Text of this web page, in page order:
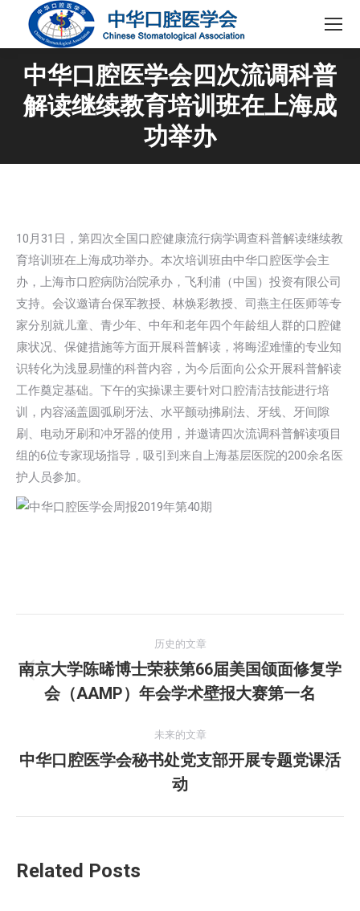
中华口腔医学会四次流调科普
解读继续教育培训班在上海成
功举办
10月31日，第四次全国口腔健康流行病学调查科普解读继续教
育培训班在上海成功举办。本次培训班由中华口腔医学会主
办，上海市口腔病防治院承办，飞利浦（中国）投资有限公司
支持。会议邀请台保军教授、林焕彩教授、司燕主任医师等专
家分别就儿童、青少年、中年和老年四个年龄组人群的口腔健
康状况、保健措施等方面开展科普解读，将晦涩难懂的专业知
识转化为浅显易懂的科普内容，为今后面向公众开展科普解读
工作奠定基础。下午的实操课主要针对口腔清洁技能进行培
训，内容涵盖圆弧刷牙法、水平颤动拂刷法、牙线、牙间隙
刷、电动牙刷和冲牙器的使用，并邀请四次流调科普解读项目
组的6位专家现场指导，吸引到来自上海基层医院的200余名医
护人员参加。
章
历史的文章
历
史
文
章：
南京大学陈晞博士荣获第66届美国颌面修复学
会（AAMP）年会学术壁报大赛第一名
未来的文章
未
来
的
中华口腔医学会秘书处党支部开展专题党课活
动
Related Posts